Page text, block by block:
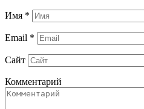
Имя *
Email *
Сайт
Комментарий